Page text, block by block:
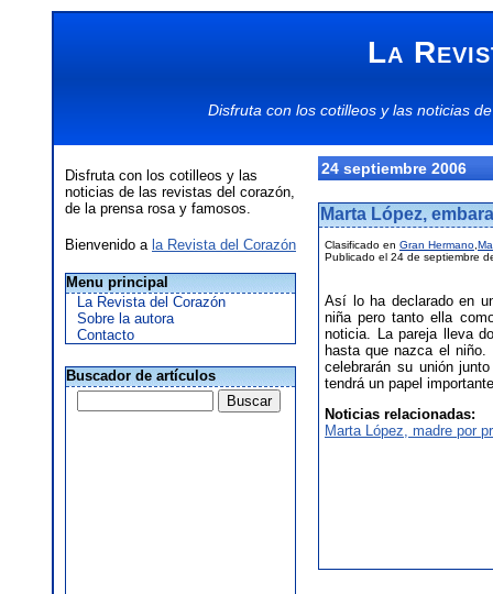
La
Disfruta con los cotilleosy las noticias
Disfruta con los cotilleos y las
noticias de las revistas del corazón,
de la prensa rosa y famosos.
Bienvenido a la Revista del Corazón
Menu principal
La Revista del Corazón
Sobre la autora
Contacto
Buscador de artículos
24 septiembre 2006
Marta López,
Clasificado en Gran Hermano
Publicado el 24 de septiembre
Así lo ha declarado en
niña pero tanto ella
noticia. La pareja lleva
hasta que nazca el
celebrarán su unión
tendrá un papel
Noticias relacionadas:
Marta López, madre por